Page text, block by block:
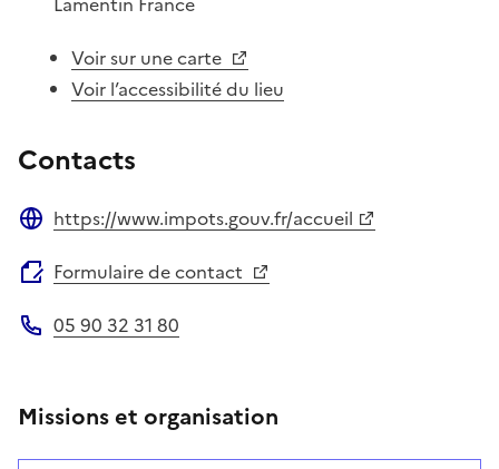
Voir sur une carte
Voir l’accessibilité du lieu
Contacts
https://www.impots.gouv.fr/accueil
Formulaire de contact
05 90 32 31 80
Missions et organisation